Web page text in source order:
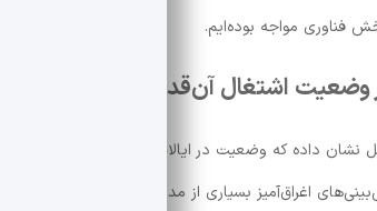
فناوری مواجه بوده‌ایم.
اشتغال آن‌قدرها زیاد نبوده است
نشان داده که وضعیت در ایالات متحده کاملاً برعکس
اغراق‌آمیز بسیاری از مدیران عامل شرکت‌های